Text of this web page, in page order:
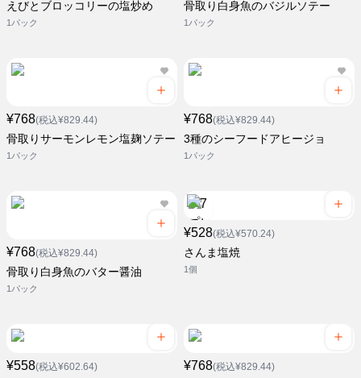
えびとブロッコリーの塩炒め
1パック
骨取り白身魚のバジルソテー
1パック
¥768(税込¥829.44)
骨取りサーモンレモン塩麹ソテー
1パック
¥768(税込¥829.44)
3種のシーフードアヒージョ
1パック
¥768(税込¥829.44)
骨取り白身魚のバター醤油
1パック
¥528(税込¥570.24)
さんま塩焼
1個
¥558(税込¥602.64) ¥768(税込¥829.44)